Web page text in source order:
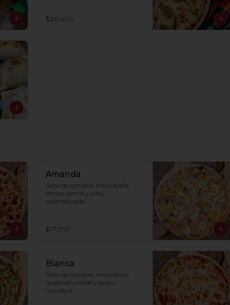
$20.490
Amanda
Salsa de tomates, mozzarella,
jamón pierna y piña
caramelizada.
$17.990
Bianca
Salsa de tomates, mozzarella,
queso ahumado y queso
roquefort.